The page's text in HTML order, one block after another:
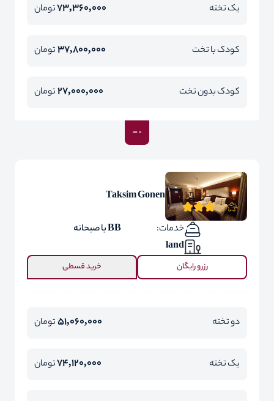
یک تخته 73,360,000تومان
کودک با تخت 37,800,000تومان
کودک بدون تخت 27,000,000تومان
Taksim Gonen
خدمات:
BB با صبحانه
land
رزرو رایگان خرید قسطی
دو تخته 51,060,000تومان
یک تخته 74,120,000تومان